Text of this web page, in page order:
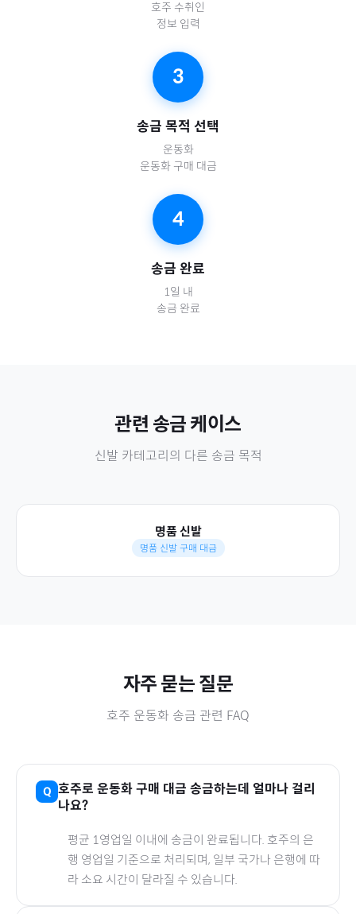
호주 수취인
정보 입력
3
송금 목적 선택
운동화
운동화 구매 대금
4
송금 완료
1일 내
송금 완료
관련 송금 케이스
신발 카테고리의 다른 송금 목적
명품 신발
명품 신발 구매 대금
자주 묻는 질문
호주 운동화 송금 관련 FAQ
호주로 운동화구매 대금 송금하는데 얼마나 걸리
나요?
평균 1영업일 이내에 송금이 완료됩니다. 호주의 은
행 영업일 기준으로 처리되며, 일부 국가나 은행에 따
라 소요 시간이 달라질 수 있습니다.